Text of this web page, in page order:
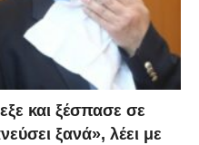
και ξέσπασε σε
ξανά», λέει με